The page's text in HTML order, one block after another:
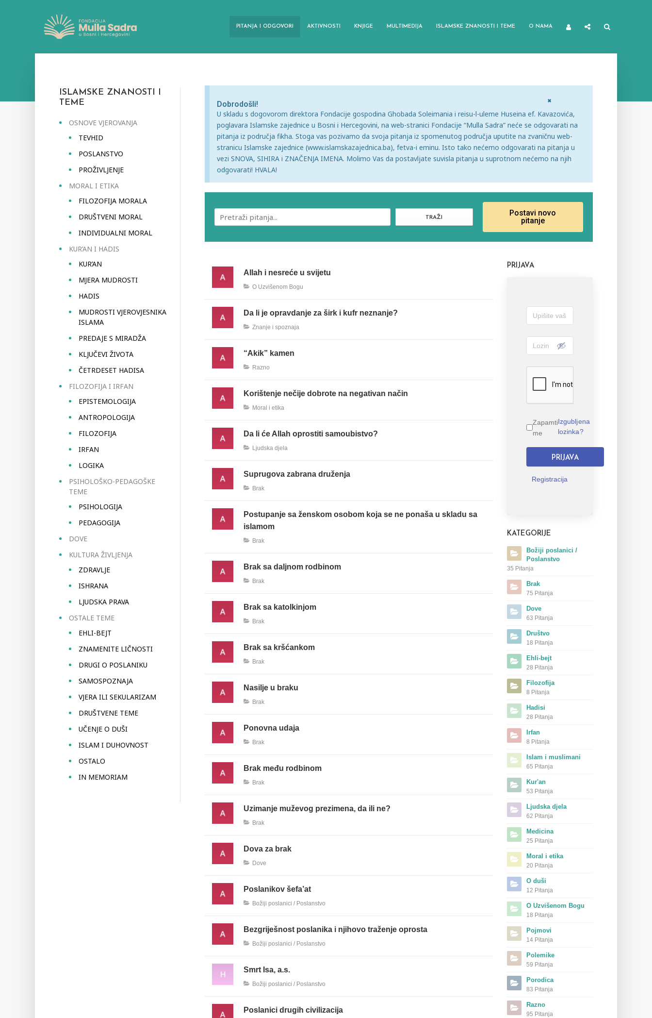
PITANJA I ODGOVORI AKTIVNOSTI KNJIGE MULTIMEDIJA ISLAMSKE ZNANOSTI I TEME O NAMA
ISLAMSKE ZNANOSTI I
TEME
OSNOVE VJEROVANJA
TEVHID
POSLANSTVO
PROŽIVLJENJE
MORAL I ETIKA
FILOZOFIJA MORALA
DRUŠTVENI MORAL
INDIVIDUALNI MORAL
KUR’AN I HADIS
KUR’AN
MJERA MUDROSTI
HADIS
MUDROSTI VJEROVJESNIKA
ISLAMA
PREDAJE S MIRADŽA
KLJUČEVI ŽIVOTA
ČETRDESET HADISA
FILOZOFIJA I IRFAN
EPISTEMOLOGIJA
ANTROPOLOGIJA
FILOZOFIJA
IRFAN
LOGIKA
PSIHOLOŠKO-PEDAGOŠKE
TEME
PSIHOLOGIJA
PEDAGOGIJA
DOVE
KULTURA ŽIVLJENJA
ZDRAVLJE
ISHRANA
LJUDSKA PRAVA
OSTALE TEME
EHLI-BEJT
ZNAMENITE LIČNOSTI
DRUGI O POSLANIKU
SAMOSPOZNAJA
VJERA ILI SEKULARIZAM
DRUŠTVENE TEME
UČENJE O DUŠI
ISLAM I DUHOVNOST
OSTALO
IN MEMORIAM
Dobrodošli!
U skladu s dogovorom direktora Fondacije gospodina Ghobada Soleimania i reisu-l-uleme Huseina ef. Kavazovića,
poglavara Islamske zajednice u Bosni i Hercegovini, na web-stranici Fondacije “Mulla Sadra” neće se odgovarati na
pitanja iz područja fikha. Stoga vas pozivamo da svoja pitanja iz spomenutog područja uputite na zvaničnu web-
stranicu Islamske zajednice (www.islamskazajednica.ba), fetva-i eminu. Isto tako nećemo odgovarati na pitanja u
vezi SNOVA, SIHIRA i ZNAČENJA IMENA. Molimo Vas da postavljate suvisla pitanja u suprotnom nećemo na njih
odgovarati! HVALA!
×
TRAŽI
Postavi novo
pitanje
Allah i nesreće u svijetu
O Uzvišenom Bogu
Da li je opravdanje za širk i kufr neznanje?
Znanje i spoznaja
“Akik” kamen
Razno
Korištenje nečije dobrote na negativan način
Moral i etika
Da li će Allah oprostiti samoubistvo?
Ljudska djela
Suprugova zabrana druženja
Brak
Postupanje sa ženskom osobom koja se ne ponaša u skladu sa
islamom
Brak
Brak sa daljnom rodbinom
Brak
Brak sa katolkinjom
Brak
Brak sa kršćankom
Brak
Nasilje u braku
Brak
Ponovna udaja
Brak
Brak među rodbinom
Brak
Uzimanje muževog prezimena, da ili ne?
Brak
Dova za brak
Dove
Poslanikov šefa’at
Božiji poslanici / Poslanstvo
Bezgriješnost poslanika i njihovo traženje oprosta
Božiji poslanici / Poslanstvo
Smrt Isa, a.s.
Božiji poslanici / Poslanstvo
Poslanici drugih civilizacija
PRIJAVA
Zapamti
me
Izgubljena
lozinka?
PRIJAVA
Registracija
KATEGORIJE
Božiji poslanici /
Poslanstvo
35 Pitanja
Brak
75 Pitanja
Dove
63 Pitanja
Društvo
18 Pitanja
Ehli-bejt
28 Pitanja
Filozofija
8 Pitanja
Hadisi
28 Pitanja
Irfan
8 Pitanja
Islam i muslimani
65 Pitanja
Kur'an
53 Pitanja
Ljudska djela
62 Pitanja
Medicina
25 Pitanja
Moral i etika
20 Pitanja
O duši
12 Pitanja
O Uzvišenom Bogu
18 Pitanja
Pojmovi
14 Pitanja
Polemike
59 Pitanja
Porodica
83 Pitanja
Razno
95 Pitanja